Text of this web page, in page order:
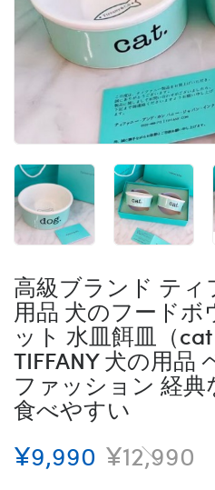
高級ブランド ティ
用品 犬のフードボ
ット 水皿餌皿（cat
TIFFANY 犬の用品
ファッション 経典
食べやすい
¥9,990 ¥12,990